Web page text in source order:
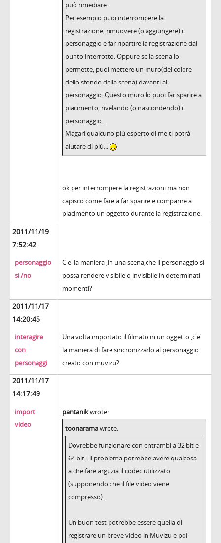
può rimediare.
Per esempio puoi interrompere la
registrazione, rimuovere (o aggiungere) il
personaggio e far ripartire la registrazione dal
punto interrotto. Oppure se la scena lo
permette, puoi mettere un muro(del colore
dello sfondo della scena) davanti al
personaggio. Questo muro lo puoi far sparire a
piacimento, rivelando (o nascondendo) il
personaggio...
Magari qualcuno più esperto di me ti potrà
aiutare di più...
ok per interrompere la registrazioni ma non
capisco come fare a far sparire e comparire a
piacimento un oggetto durante la registrazione.
2011/11/19
7:52:42
personaggio
si /no
C'e' la maniera ,in una scena,che il personaggio si
possa rendere visibile o invisibile in determinati
momenti?
2011/11/17
14:20:45
interagire
con
personaggi
Una volta importato il filmato in un oggetto ,c'e'
la maniera di fare sincronizzarlo al personaggio
creato con muvizu?
2011/11/17
14:17:49
import
video
pantanikwrote:
toonaramawrote:
Dovrebbe funzionare con entrambi a 32 bit e
64 bit - il problema potrebbe avere qualcosa
a che fare arguzia il codec utilizzato
(supponendo che il file video viene
compresso).
Un buon test potrebbe essere quella di
registrare un breve video in Muvizu e poi